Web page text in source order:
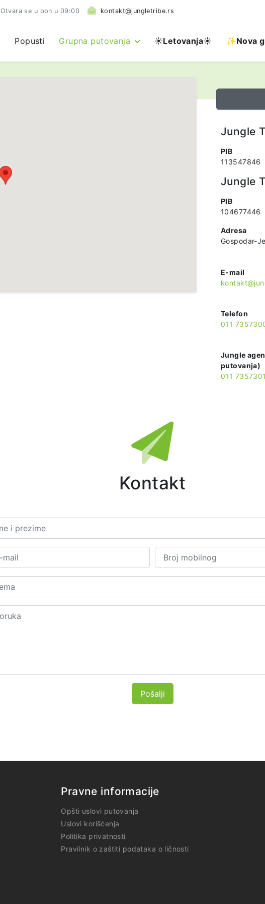
Otvara se u pon u 09:00 kontakt@jungletribe.rs
Popusti Grupna putovanja ☀️Letovanja☀️ ✨Nova
Jungle
PIB
113547846
Jungle
PIB
104677446
Adresa
Gospodar-
E-mail
Telefon
011
Jungle
putovanja)
011 7357301
Kontakt
Pošalji
Pravne informacije
Opšti uslovi putovanja
Uslovi korišćenja
Politika privatnosti
Pravilnik o zaštiti podataka o ličnosti